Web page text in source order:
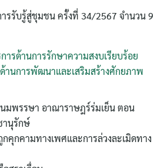
รรับรู้สู่ชุมชน ครั้งที่ 34/2567 จำนวน 9
รด้านการรักษาความสงบเรียบร้อย
านการพัฒนาและเสริมสร้างศักยภาพ
มพรรษา อาณาราษฎร์ร่มเย็น ตอน
านุรักษ์
คุกคามทางเพศและการล่วงละเมิดทาง